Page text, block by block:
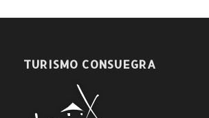
TURISMO CONSUEGRA